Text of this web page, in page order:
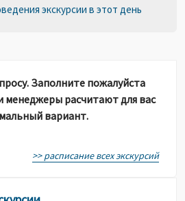
экскурсии в этот день
Заполните пожалуйста
менеджеры расчитают для вас
вариант.
>> расписание всех экскурсий